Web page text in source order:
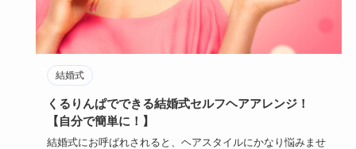
結婚式
くるりんぱでできる結婚式セルフヘアアレンジ！
【自分で簡単に！】
結婚式にお呼ばれされると、ヘアスタイルにかなり悩みませ